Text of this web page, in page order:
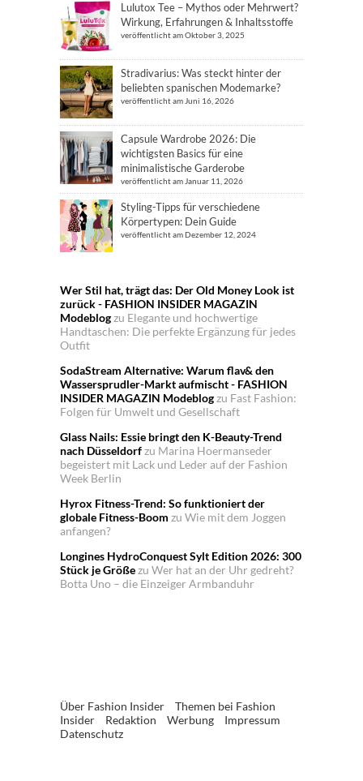
Lulutox Tee – Mythos oder Mehrwert?
Wirkung, Erfahrungen & Inhaltsstoffe
veröffentlicht am Oktober 3, 2025
Stradivarius: Was steckt hinter der
beliebten spanischen Modemarke?
veröffentlicht am Juni 16, 2026
Capsule Wardrobe 2026: Die
wichtigsten Basics für eine
minimalistische Garderobe
veröffentlicht am Januar 11, 2026
Styling-Tipps für verschiedene
Körpertypen: Dein Guide
veröffentlicht am Dezember 12, 2024
Wer Stil hat, trägt das: Der Old Money Look ist
zurück - FASHION INSIDER MAGAZIN
Modeblogzu Elegante und hochwertige
Handtaschen: Die perfekte Ergänzung für jedes
Outfit
SodaStream Alternative: Warum flav& den
Wassersprudler-Markt aufmischt - FASHION
INSIDER MAGAZIN Modeblogzu Fast Fashion:
Folgen für Umwelt und Gesellschaft
Glass Nails: Essie bringt den K-Beauty-Trend
nach Düsseldorfzu Marina Hoermanseder
begeistert mit Lack und Leder auf der Fashion
Week Berlin
Hyrox Fitness-Trend: So funktioniert der
globale Fitness-Boom zu Wie mit dem Joggen
anfangen?
Longines HydroConquest Sylt Edition 2026: 300
Stück je Größezu Wer hat an der Uhr gedreht?
Botta Uno – die Einzeiger Armbanduhr
Über Fashion Insider
Themen bei Fashion
Insider
Redaktion Werbung
Impressum
Datenschutz